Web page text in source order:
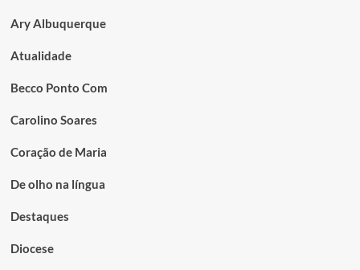
Ary Albuquerque
Atualidade
Becco Ponto Com
Carolino Soares
Coração de Maria
De olho na língua
Destaques
Diocese